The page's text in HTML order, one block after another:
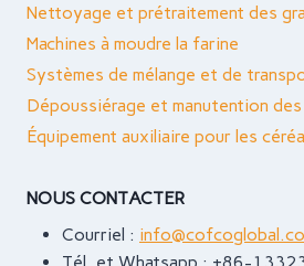
Nettoyage et prétraitement des
Machines à moudre la farine
Systèmes de mélange et de
Dépoussiérage et manutention
Équipement auxiliaire pour les
NOUS CONTACTER
Courriel :